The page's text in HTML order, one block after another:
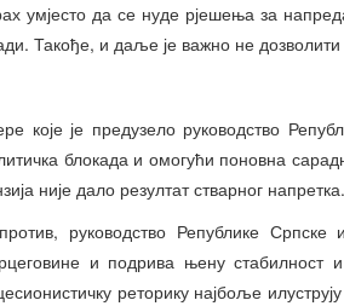
умјесто да се нуде рјешења за
Такође, и даље је важно не
које је предузело руководство
блокада и омогући поновна
није дало резултат стварног напретка.
руководство Републике
и подрива њену
реторику најбоље